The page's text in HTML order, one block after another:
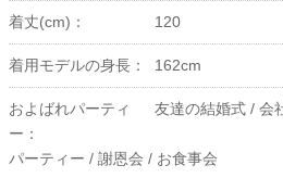
着丈(cm)： 120
着用モデルの身長： 162cm
およばれパーティ
ー：
友達の結婚式 / 会
パーティー / 謝恩会 / お食事会